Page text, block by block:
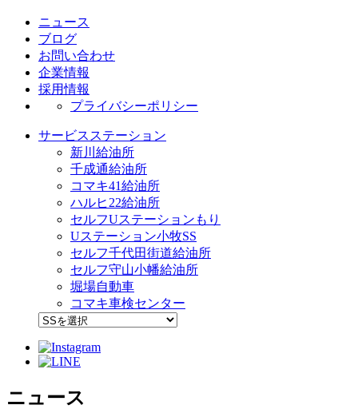
ニュース
ブログ
お問い合わせ
企業情報
採用情報
プライバシーポリシー
サービスステーション
新川給油所
千成通給油所
コマキ41給油所
ハルヒ22給油所
セルフUステーションもり
Uステーション小牧SS
セルフ千代田街道給油所
セルフ守山小幡給油所
堀場自動車
コマキ車検センター
ニュース